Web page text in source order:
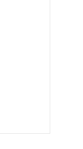
・ペースト